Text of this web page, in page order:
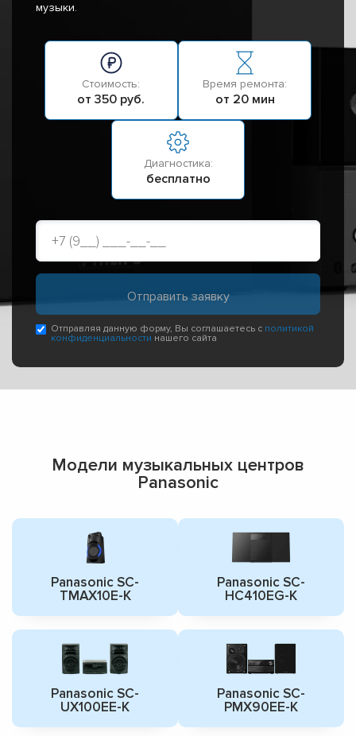
музыки.
Стоимость:
от 350 руб.
Время ремонта:
от 20 мин
Диагностика:
бесплатно
Отправляя данную форму, Вы соглашаетесь с политикой
конфиденциальности нашего сайта
Модели музыкальных центров
Panasonic
Panasonic SC-
TMAX10E-K
Panasonic SC-
HC410EG-K
Panasonic SC-
UX100EE-K
Panasonic SC-
PMX90EE-K